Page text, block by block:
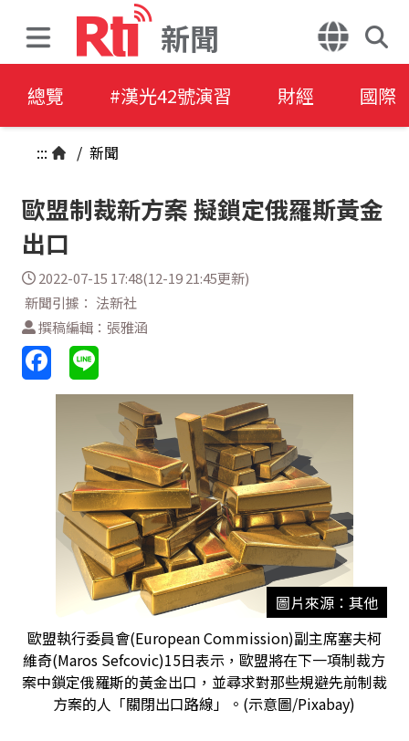
新聞
總覽 #漢光42號演習 財經 國際
::: / 新聞
歐盟制裁新方案 擬鎖定俄羅斯黃金
出口
2022-07-15 17:48(12-19 21:45更新)
新聞引據： 法新社
撰稿編輯：張雅涵
圖片來源：其他
歐盟執行委員會(European Commission)副主席塞夫柯
維奇(Maros Sefcovic)15日表示，歐盟將在下一項制裁方
案中鎖定俄羅斯的黃金出口，並尋求對那些規避先前制裁
方案的人「關閉出口路線」。(示意圖/Pixabay)